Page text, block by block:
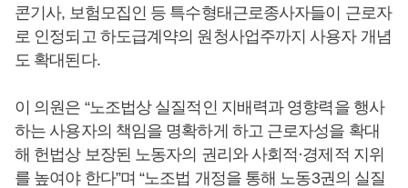
콘기사, 보험모집인 등 특수형태근로종사자들이 근로자
로 인정되고 하도급계약의 원청사업주까지 사용자 개념
도 확대된다.
이 의원은 “노조법상 실질적인 지배력과 영향력을 행사
하는 사용자의 책임을 명확하게 하고 근로자성을 확대
해 헌법상 보장된 노동자의 권리와 사회적·경제적 지위
를 높여야 한다”며 “노조법 개정을 통해 노동3권의 실질